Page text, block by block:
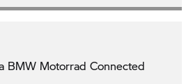
BMW Motorrad Connected